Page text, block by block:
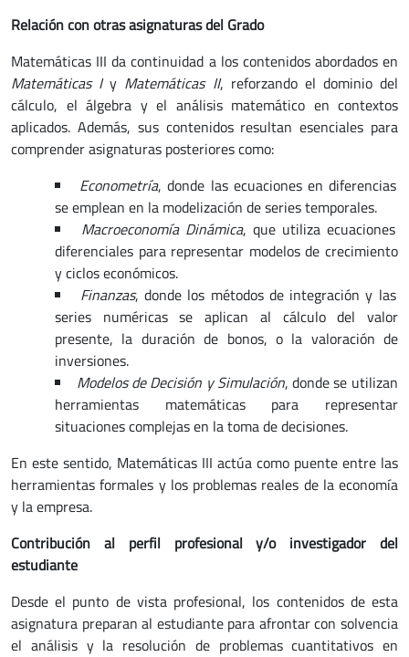
Relación con otras asignaturas del Grado
Matemáticas III da continuidad a los contenidos abordados en
Matemáticas Iy Matemáticas II, reforzando el dominio del
cálculo, el álgebra y el análisis matemático en contextos
aplicados. Además, sus contenidos resultan esenciales para
comprender asignaturas posteriores como:
Econometría, donde las ecuaciones en diferencias
se emplean en la modelización de series temporales.
Macroeconomía Dinámica, que utiliza ecuaciones
diferenciales para representar modelos de crecimiento
y ciclos económicos.
Finanzas, donde los métodos de integración y las
series numéricas se aplican al cálculo del valor
presente, la duración de bonos, o la valoración de
inversiones.
Modelos de Decisión y Simulación, donde se utilizan
herramientas matemáticas para representar
situaciones complejas en la toma de decisiones.
En este sentido, Matemáticas III actúa como puente entre las
herramientas formales y los problemas reales de la economía
y la empresa.
Contribución al perfil profesional y/o investigador del
estudiante
Desde el punto de vista profesional, los contenidos de esta
asignatura preparan al estudiante para afrontar con solvencia
el análisis y la resolución de problemas cuantitativos en